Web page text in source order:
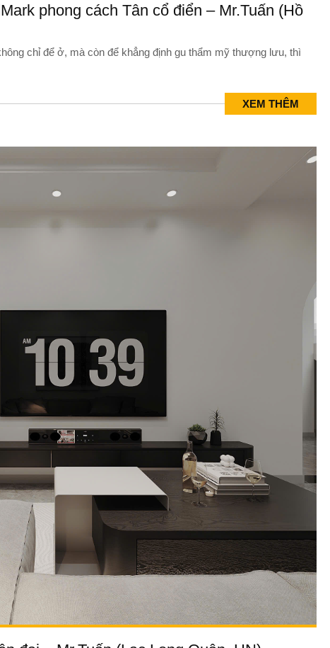
phong cách Tân cổ điển – Mr.Tuấn (Hồ
chỉ để ở, mà còn để khẳng định gu thẩm mỹ thượng lưu, thì
XEM THÊM